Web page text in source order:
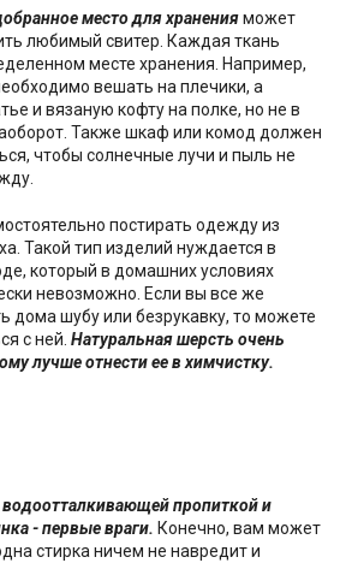
место для храненияможет
любимый свитер. Каждая ткань
месте хранения. Например,
вешать на плечики, а
и вязаную кофту на полке, но не в
Также шкаф или комод должен
чтобы солнечные лучи и пыль не
постирать одежду из
Такой тип изделий нуждается в
который в домашних условиях
невозможно. Если вы все же
дома шубу или безрукавку, то можете
с ней. Натуральная шерсть очень
лучше отнести ее в химчистку.
водоотталкивающей пропиткой и
- первые враги. Конечно, вам может
стирка ничем не навредит и